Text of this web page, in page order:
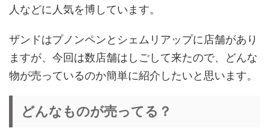
人などに人気を博しています。
ザンドはプノンペンとシェムリアップに店舗があり
ますが、今回は数店舗はしごして来たので、どんな
物が売っているのか簡単に紹介したいと思います。
どんなものが売ってる？